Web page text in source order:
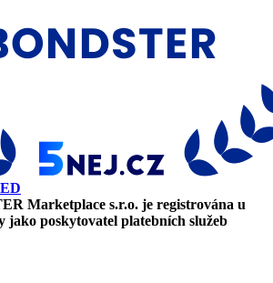
Marketplace s.r.o. je registrována u
jako poskytovatel platebních služeb